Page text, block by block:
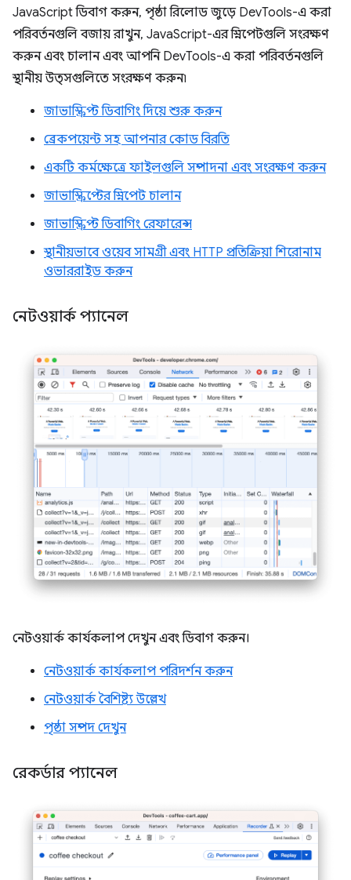
JavaScript ডিবাগ করুন, পৃষ্ঠা রিলোড জুড়ে DevTools-এ করা
পরিবর্তনগুলি বজায় রাখুন, JavaScript-এর স্নিপেটগুলি সংরক্ষণ
করুন এবং চালান এবং আপনি DevTools-এ করা পরিবর্তনগুলি
স্থানীয় উত্সগুলিতে সংরক্ষণ করুন৷
জাভাস্ক্রিপ্ট ডিবাগিং দিয়ে শুরু করুন
ব্রেকপয়েন্ট সহ আপনার কোড বিরতি
একটি কর্মক্ষেত্রে ফাইলগুলি সম্পাদনা এবং সংরক্ষণ করুন
জাভাস্ক্রিপ্টের স্নিপেট চালান
জাভাস্ক্রিপ্ট ডিবাগিং রেফারেন্স
স্থানীয়ভাবে ওয়েব সামগ্রী এবং HTTP প্রতিক্রিয়া শিরোনাম
ওভাররাইড করুন
নেটওয়ার্ক প্যানেল
নেটওয়ার্ক কার্যকলাপ দেখুন এবং ডিবাগ করুন।
নেটওয়ার্ক কার্যকলাপ পরিদর্শন করুন
নেটওয়ার্ক বৈশিষ্ট্য উল্লেখ
পৃষ্ঠা সম্পদ দেখুন
রেকর্ডার প্যানেল